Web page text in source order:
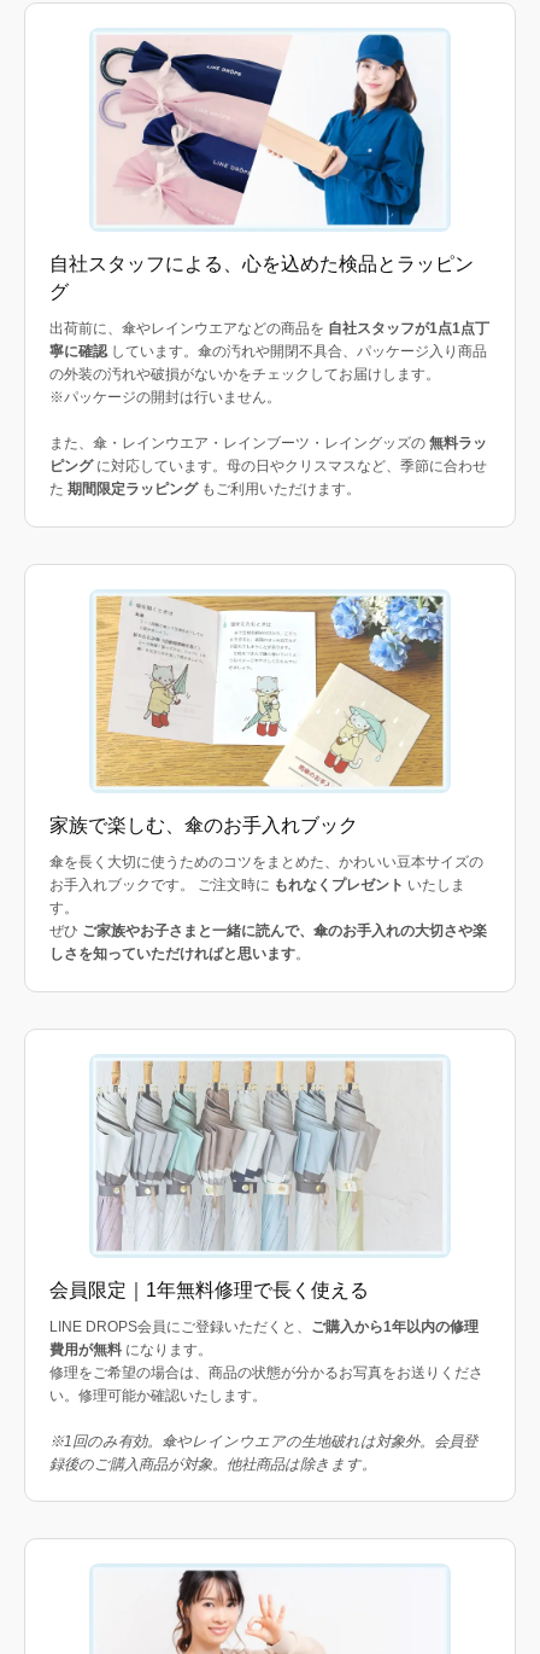
自社スタッフによる、心を込めた検品とラッピン
グ
出荷前に、傘やレインウエアなどの商品を 自社スタッフが1点1点丁
寧に確認しています。傘の汚れや開閉不具合、パッケージ入り商品
の外装の汚れや破損がないかをチェックしてお届けします。
※パッケージの開封は行いません。
また、傘・レインウエア・レインブーツ・レイングッズの 無料ラッ
ピングに対応しています。母の日やクリスマスなど、季節に合わせ
た 期間限定ラッピングもご利用いただけます。
家族で楽しむ、傘のお手入れブック
傘を長く大切に使うためのコツをまとめた、かわいい豆本サイズの
お手入れブックです。 ご注文時に もれなくプレゼント いたしま
す。
ぜひ ご家族やお子さまと一緒に読んで、傘のお手入れの大切さや楽
しさを知っていただければと思います。
会員限定｜1年無料修理で長く使える
LINE DROPS会員にご登録いただくと、 ご購入から1年以内の修理
費用が無料 になります。
修理をご希望の場合は、商品の状態が分かるお写真をお送りくださ
い。修理可能か確認いたします。
※1回のみ有効。傘やレインウエアの生地破れは対象外。会員登
録後のご購入商品が対象。他社商品は除きます。